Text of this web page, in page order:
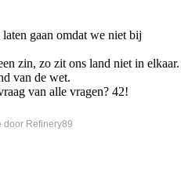
gaan omdat we niet bij
zin, zo zit ons land niet in elkaar.
van de wet.
van alle vragen? 42!
door Refinery89